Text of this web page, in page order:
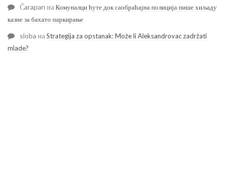
Čarapan наКомуналци ћуте док саобраћајна полиција пише хиљаду
казне за бахато паркирање
sloba наStrategija za opstanak: Može li Aleksandrovac zadržati
mlade?